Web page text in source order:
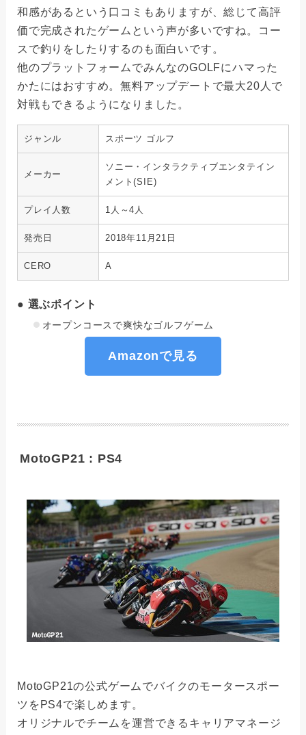
和感があるという口コミもありますが、総じて高評
価で完成されたゲームという声が多いですね。コー
スで釣りをしたりするのも面白いです。
他のプラットフォームでみんなのGOLFにハマった
かたにはおすすめ。無料アップデートで最大20人で
対戦もできるようになりました。
ジャンル スポーツ ゴルフ
メーカー
ソニー・インタラクティブエンタテイン
メント(SIE)
プレイ人数 1人～4人
発売日 2018年11月21日
CERO A
● 選ぶポイント
オープンコースで爽快なゴルフゲーム
Amazonで見る
MotoGP21 : PS4
MotoGP21の公式ゲームでバイクのモータースポー
ツをPS4で楽しめます。
オリジナルでチームを運営できるキャリアマネージ